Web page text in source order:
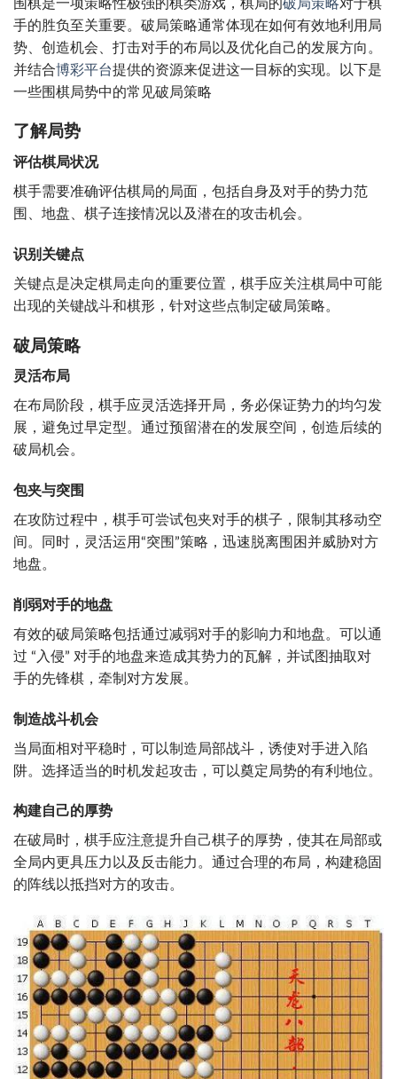
围棋是一项策略性极强的棋类游戏，棋局的破局策略对于棋
手的胜负至关重要。破局策略通常体现在如何有效地利用局
势、创造机会、打击对手的布局以及优化自己的发展方向。
并结合博彩平台提供的资源来促进这一目标的实现。以下是
一些围棋局势中的常见破局策略
了解局势
评估棋局状况
棋手需要准确评估棋局的局面，包括自身及对手的势力范
围、地盘、棋子连接情况以及潜在的攻击机会。
识别关键点
关键点是决定棋局走向的重要位置，棋手应关注棋局中可能
出现的关键战斗和棋形，针对这些点制定破局策略。
破局策略
灵活布局
在布局阶段，棋手应灵活选择开局，务必保证势力的均匀发
展，避免过早定型。通过预留潜在的发展空间，创造后续的
破局机会。
包夹与突围
在攻防过程中，棋手可尝试包夹对手的棋子，限制其移动空
间。同时，灵活运用“突围”策略，迅速脱离围困并威胁对方
地盘。
削弱对手的地盘
有效的破局策略包括通过减弱对手的影响力和地盘。可以通
过 “入侵” 对手的地盘来造成其势力的瓦解，并试图抽取对
手的先锋棋，牵制对方发展。
制造战斗机会
当局面相对平稳时，可以制造局部战斗，诱使对手进入陷
阱。选择适当的时机发起攻击，可以奠定局势的有利地位。
构建自己的厚势
在破局时，棋手应注意提升自己棋子的厚势，使其在局部或
全局内更具压力以及反击能力。通过合理的布局，构建稳固
的阵线以抵挡对方的攻击。